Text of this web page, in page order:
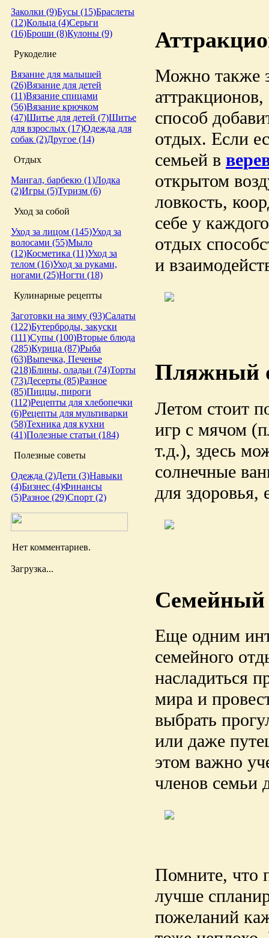
Заколки (9)Бусы (15)Браслеты
(12)Кольца (4)Серьги
(16)Броши (8)Кулоны (9)
Рукоделие
Вязание для малышей
(26)Вязание для детей
(11)Вязание спицами
(56)Вязание крючком
(47)Шитье для детей (7)Шитье
для взрослых (17)Одежда для
собак (2)Другое (14)
Отдых
Мангал, барбекю (1)Лодка
(2)Игры (5)Туризм (6)
Уход за собой
Уход за лицом (145)Уход за
волосами (55)Мыло
(12)Косметика (11)Уход за
телом (16)Уход за руками,
ногами (25)Ногти (18)
Кулинарные рецепты
Заготовки на зиму (93)Салаты
(122)Бутерброды, закуски
(111)Супы (100)Вторые блюда
(285)Курица (87)Рыба
(63)Выпечка, Печенье
(218)Блины, оладьи (74)Торты
(73)Десерты (85)Разное
(85)Пиццы, пироги
(112)Рецепты для хлебопечки
(6)Рецепты для мультиварки
(58)Техника для кухни
(41)Полезные статьи (184)
Полезные советы
Одежда (2)Дети (3)Навыки
(4)Бизнес (4)Финансы
(5)Разное (29)Спорт (2)
Нет комментариев.
Загрузка...
Можно также
способ
отдых. Если
семьей в
открытом
ловкость,
себе у
отдых
и
Пляжный
Летом стоит
игр с мячом
т.д.), здесь
солнечные
для здоровья,
Семейный
Еще одним
семейного
насладиться
мира и
выбрать
или даже
этом важно
членов семьи
Помните, что
лучше
пожеланий